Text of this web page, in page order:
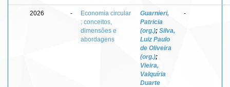
2026 -
Economia circular
: conceitos,
dimensões e
abordagens
Guarnieri,
Patricia
(org.); Silva,
Luiz Paulo
de Oliveira
(org.);
Vieira,
Valquíria
Duarte
-